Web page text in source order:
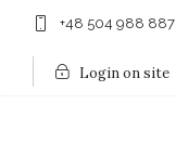
+48 504 988 887
Login on site